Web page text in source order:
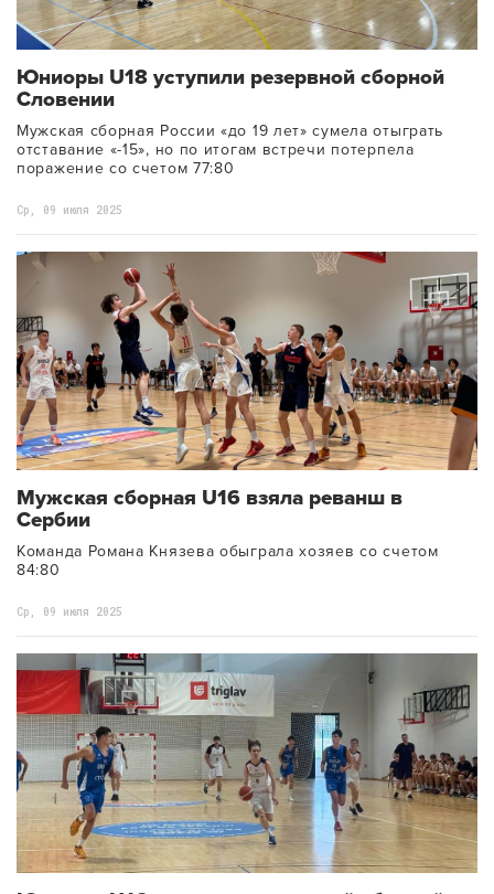
Юниоры U18 уступили резервной сборной
Словении
Мужская сборная России «до 19 лет» сумела отыграть
отставание «-15», но по итогам встречи потерпела
поражение со счетом 77:80
Ср, 09 июля 2025
Мужская сборная U16 взяла реванш в
Сербии
Команда Романа Князева обыграла хозяев со счетом
84:80
Ср, 09 июля 2025